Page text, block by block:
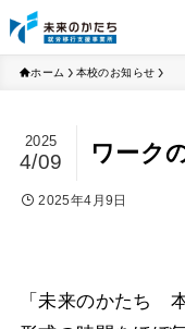
ホーム 本校のお知らせ
ワーク
2025
4/09
2025年4月9日
「未来のかたち